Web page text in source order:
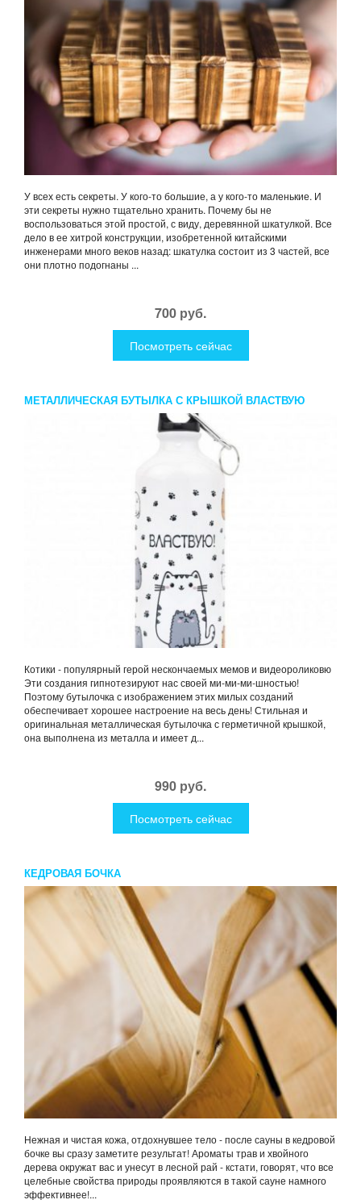
У всех есть секреты. У кого-то большие, а у кого-то маленькие. И
эти секреты нужно тщательно хранить. Почему бы не
воспользоваться этой простой, с виду, деревянной шкатулкой. Все
дело в ее хитрой конструкции, изобретенной китайскими
инженерами много веков назад: шкатулка состоит из 3 частей, все
они плотно подогнаны ...
700 руб.
Посмотреть сейчас
МЕТАЛЛИЧЕСКАЯ БУТЫЛКА С КРЫШКОЙ ВЛАСТВУЮ
Котики - популярный герой нескончаемых мемов и видеороликовю
Эти создания гипнотезируют нас своей ми-ми-ми-шностью!
Поэтому бутылочка с изображением этих милых созданий
обеспечивает хорошее настроение на весь день! Стильная и
оригинальная металлическая бутылочка с герметичной крышкой,
она выполнена из металла и имеет д...
990 руб.
Посмотреть сейчас
КЕДРОВАЯ БОЧКА
Нежная и чистая кожа, отдохнувшее тело - после сауны в кедровой
бочке вы сразу заметите результат! Ароматы трав и хвойного
дерева окружат вас и унесут в лесной рай - кстати, говорят, что все
целебные свойства природы проявляются в такой сауне намного
эффективнее!...